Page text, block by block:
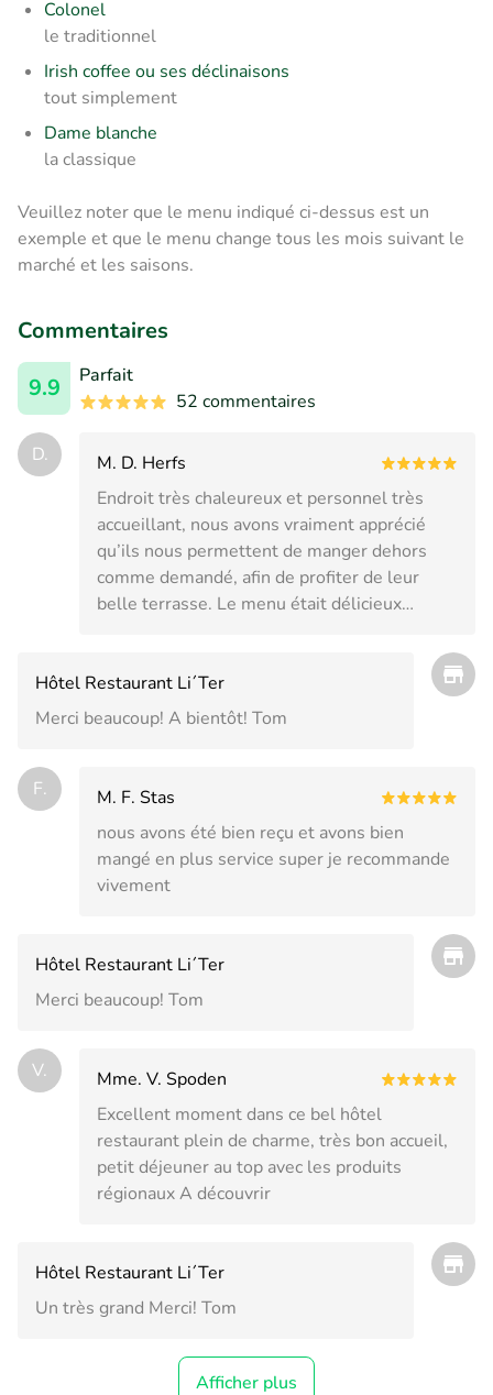
Colonel
le traditionnel
Irish coffee ou ses déclinaisons
tout simplement
Dame blanche
la classique
Veuillez noter que le menu indiqué ci-dessus est un
exemple et que le menu change tous les mois suivant le
marché et les saisons.
Commentaires
9.9
Parfait
52 commentaires
D.
M. D. Herfs
Endroit très chaleureux et personnel très
accueillant, nous avons vraiment apprécié
qu’ils nous permettent de manger dehors
comme demandé, afin de profiter de leur
belle terrasse. Le menu était délicieux…
Hôtel Restaurant Li´Ter
Merci beaucoup! A bientôt! Tom
F.
M. F. Stas
nous avons été bien reçu et avons bien
mangé en plus service super je recommande
vivement
Hôtel Restaurant Li´Ter
Merci beaucoup! Tom
V.
Mme. V. Spoden
Excellent moment dans ce bel hôtel
restaurant plein de charme, très bon accueil,
petit déjeuner au top avec les produits
régionaux A découvrir
Hôtel Restaurant Li´Ter
Un très grand Merci! Tom
Afficher plus